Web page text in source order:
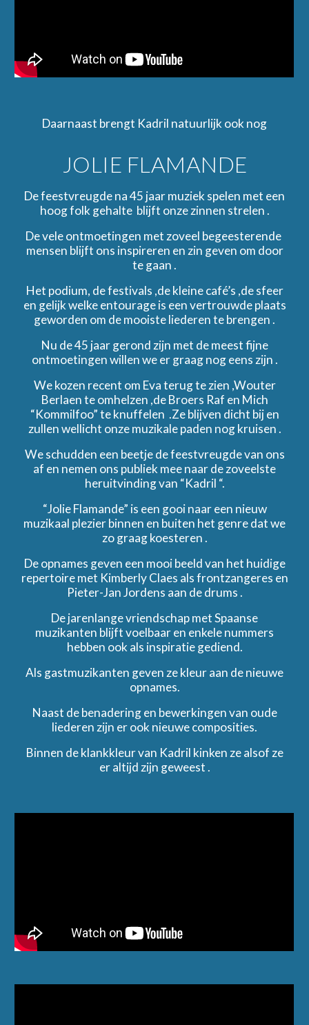
Daarnaast brengt Kadril natuurlijk ook nog
JOLIE FLAMANDE
De feestvreugde na 45 jaar muziek spelen met een
hoog folk gehalte blijft onze zinnen strelen .
De vele ontmoetingen met zoveel begeesterende
mensen blijft ons inspireren en zin geven om door
te gaan .
Het podium, de festivals ,de kleine café’s ,de sfeer
en gelijk welke entourage is een vertrouwde plaats
geworden om de mooiste liederen te brengen .
Nu de 45 jaar gerond zijn met de meest fijne
ontmoetingen willen we er graag nog eens zijn .
We kozen recent om Eva terug te zien ,Wouter
Berlaen te omhelzen ,de Broers Raf en Mich
“Kommilfoo” te knuffelen .Ze blijven dicht bij en
zullen wellicht onze muzikale paden nog kruisen .
We schudden een beetje de feestvreugde van ons
af en nemen ons publiek mee naar de zoveelste
heruitvinding van “Kadril “.
“Jolie Flamande” is een gooi naar een nieuw
muzikaal plezier binnen en buiten het genre dat we
zo graag koesteren .
De opnames geven een mooi beeld van het huidige
repertoire met Kimberly Claes als frontzangeres en
Pieter-Jan Jordens aan de drums .
De jarenlange vriendschap met Spaanse
muzikanten blijft voelbaar en enkele nummers
hebben ook als inspiratie gediend.
Als gastmuzikanten geven ze kleur aan de nieuwe
opnames.
Naast de benadering en bewerkingen van oude
liederen zijn er ook nieuwe composities.
Binnen de klankkleur van Kadril kinken ze alsof ze
er altijd zijn geweest .